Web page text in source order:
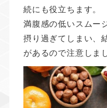
続にも役立ちます。
満腹感の低いスムー
摂り過ぎてしまい、
があるので注意しま